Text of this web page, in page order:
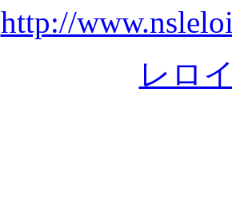
http://
レロ